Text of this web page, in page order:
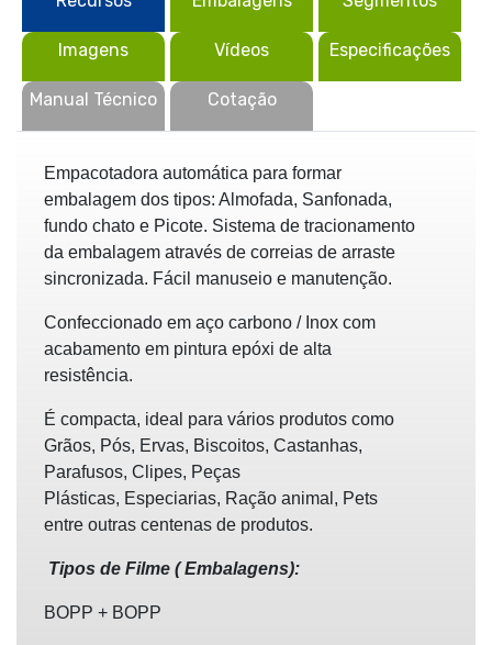
Imagens Vídeos Especificações
Manual Técnico Cotação
Empacotadora automática para formar
embalagem dos tipos: Almofada, Sanfonada,
fundo chato e Picote. Sistema de tracionamento
da embalagem através de correias de arraste
sincronizada. Fácil manuseio e manutenção.
Confeccionado em aço carbono / Inox com
acabamento em pintura epóxi de alta
resistência.
É compacta, ideal para vários produtos como
Grãos, Pós, Ervas, Biscoitos, Castanhas,
Parafusos, Clipes, Peças
Plásticas, Especiarias, Ração animal, Pets
entre outras centenas de produtos.
Tipos de Filme ( Embalagens):
BOPP + BOPP